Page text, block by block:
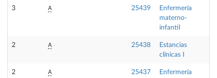
3 A 25439
Enfermería
materno-
infantil
2 A 25438
Estancias
clínicas I
2 A 25437
Enfermería